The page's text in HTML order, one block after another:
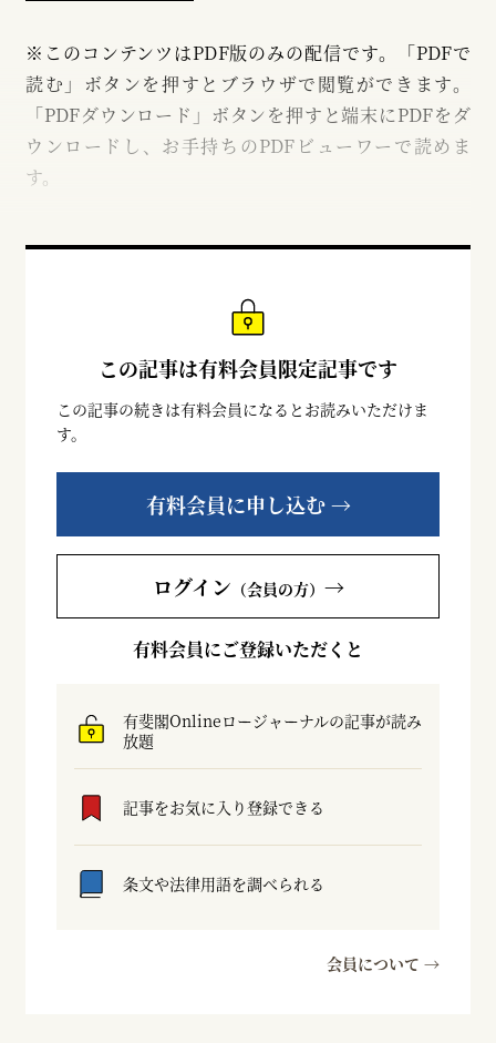
※このコンテンツはPDF版のみの配信です。「PDFで
読む」ボタンを押すとブラウザで閲覧ができます。
「PDFダウンロード」ボタンを押すと端末にPDFをダ
ウンロードし、お手持ちのPDFビューワーで読めま
す。
この記事は有料会員限定記事です
この記事の続きは有料会員になるとお読みいただけま
す。
有料会員に申し込む →
ログイン （会員の方） →
有料会員にご登録いただくと
有斐閣Onlineロージャーナルの記事が読み
放題
記事をお気に入り登録できる
条文や法律用語を調べられる
会員について →